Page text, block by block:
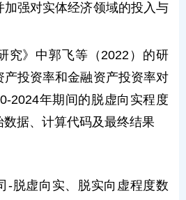
强对实体经济领域的投入与
究》中郭飞等（2022）的研
产投资率和金融资产投资率对
2024年期间的脱虚向实程度
据、计算代码及最终结果
-脱虚向实、脱实向虚程度数